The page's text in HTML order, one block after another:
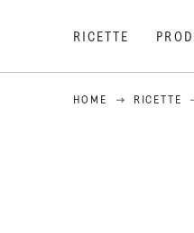
RICETTE
HOME RICETTE